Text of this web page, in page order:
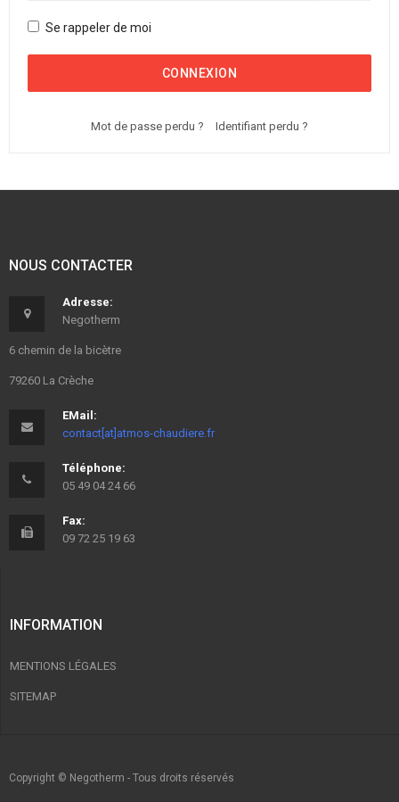
Se rappeler de moi
CONNEXION
Mot de passe perdu ? Identifiant perdu ?
NOUS CONTACTER
Adresse:
Negotherm
6 chemin de la bicètre
79260 La Crèche
EMail:
contact[at]atmos-chaudiere.fr
Téléphone:
05 49 04 24 66
Fax:
09 72 25 19 63
INFORMATION
MENTIONS LÉGALES
SITEMAP
Copyright © Negotherm - Tous droits réservés